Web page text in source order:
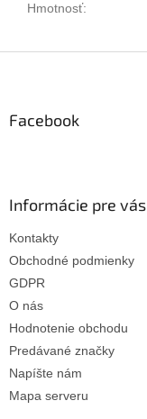
Hmotnosť:
Facebook
Informácie pre vás
Kontakty
Obchodné podmienky
GDPR
O nás
Hodnotenie obchodu
Predávané značky
Napíšte nám
Mapa serveru